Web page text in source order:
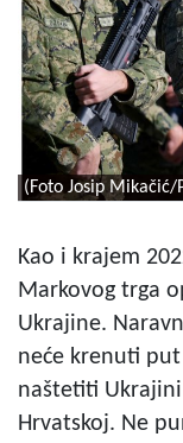
(Foto Josip Mikačić/
Kao i krajem
Markovog trga
Ukrajine.
neće krenuti
naštetiti
Hrvatskoj. Ne